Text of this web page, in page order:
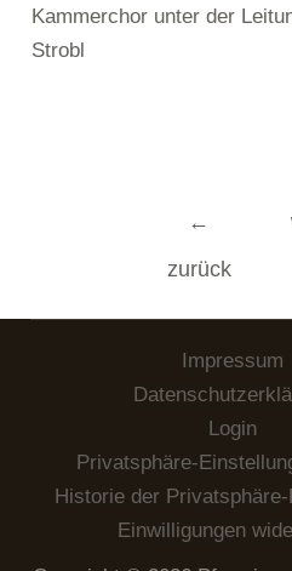
Kammerchor unter der
Strobl
←
zurück
Impressum
Login
Privatsphäre-
Historie der
Einwilligungen